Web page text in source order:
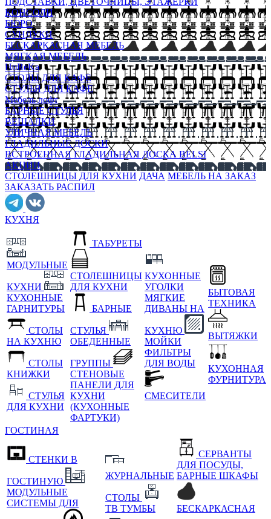
КОНСОЛИ
БЮРО
СУНДУКИ
БЕСКАРКАСНАЯ МЕБЕЛЬ
МЯГКАЯ МЕБЕЛЬ
HoReKa
СТОЛЫ ДЛЯ КАФЕ
СТУЛЬЯ ДЛЯ КАФЕ
Мебель лофт
БАРНЫЕ СТУЛЬЯ
ВЕШАЛКИ
УЛИЧНАЯ МЕБЕЛЬ
ГЛАДИЛЬНЫЕ ДОСКИ
ВСТРОЕННАЯ ГЛАДИЛЬНАЯ ДОСКА BELSI
АКЦИИ
СТОЛЕШНИЦЫ ДЛЯ КУХНИ ДАЧА МЕБЕЛЬ НА ЗАКАЗ
ЗАКАЗАТЬ РАСПИЛ
КУХНЯ
МОДУЛЬНЫЕ
КУХНИ
КУХОННЫЕ
ГАРНИТУРЫ
СТОЛЫ
НА КУХНЮ
СТОЛЫ
КНИЖКИ
СТУЛЬЯ
ДЛЯ КУХНИ
ТАБУРЕТЫ
СТОЛЕШНИЦЫ
ДЛЯ КУХНИ
БАРНЫЕ
СТУЛЬЯ
ОБЕДЕННЫЕ
ГРУППЫ
СТЕНОВЫЕ
ПАНЕЛИ ДЛЯ
КУХНИ
(КУХОННЫЕ
ФАРТУКИ)
КУХОННЫЕ
УГОЛКИ
МЯГКИЕ
ДИВАНЫ НА
КУХНЮ
МОЙКИ
ФИЛЬТРЫ
ДЛЯ ВОДЫ
СМЕСИТЕЛИ
БЫТОВАЯ
ТЕХНИКА
ВЫТЯЖКИ
КУХОННАЯ
ФУРНИТУРА
ГОСТИНАЯ
СТЕНКИ В
ГОСТИНУЮ
МОДУЛЬНЫЕ
СИСТЕМЫ ДЛЯ
ЖУРНАЛЬНЫЕ
СТОЛЫ
ТВ ТУМБЫ
СЕРВАНТЫ
ДЛЯ ПОСУДЫ,
БАРНЫЕ ШКАФЫ
БЕСКАРКАСНАЯ